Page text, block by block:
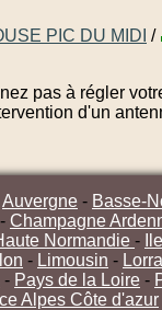
PIC DU MIDI /
pas à régler
d'un
Auvergne - Basse-
- Champagne
Normandie -
- Limousin -
- Pays de la Loire -
Alpes Côte d'azur